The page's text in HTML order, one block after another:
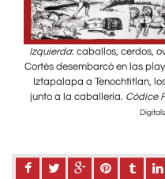
Izquierda: caballos, cerdos,
Cortés desembarcó en las
Iztapalapa a Tenochtitlan,
junto a la caballería. Códice